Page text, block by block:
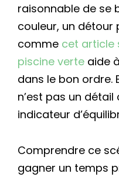
raisonnable de se
couleur, un détour
comme cet article
piscine verte aide
dans le bon ordre.
n’est pas un détail
indicateur
Comprendre ce
gagner un temps